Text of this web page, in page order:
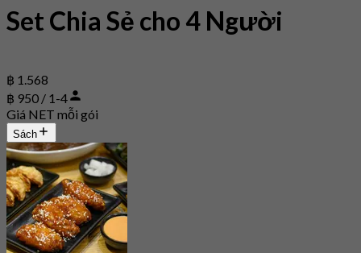
Set Chia Sẻ cho 4 Người
฿ 1.568
฿ 950 / 1-4
Giá NET mỗi gói
Sách